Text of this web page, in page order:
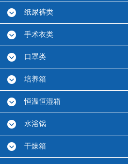
纸尿裤类
手术衣类
口罩类
培养箱
恒温恒湿箱
水浴锅
干燥箱